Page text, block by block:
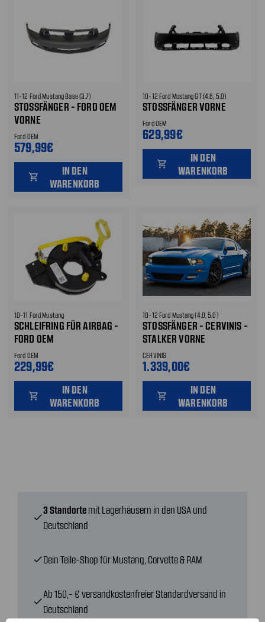
11-12 Ford Mustang Base (3.7)
STOSSFÄNGER - FORD OEM V
ORNE
Ford OEM
579,99€
shopping_cart
IN DEN
WARENKORB
10-12 Ford Mustang GT (4.6, 5.0)
STOSSFÄNGER VORNE
Ford OEM
629,99€
shopping_cart
IN DEN
WARENKORB
10-11 Ford Mustang
SCHLEIFRING FÜR AIRBAG -
FORD OEM
Ford OEM
229,99€
shopping_cart
IN DEN
WARENKORB
10-12 Ford Mustang (4.0, 5.0)
STOSSFÄNGER - CERVINIS - S
TALKER VORNE
CERVINIS
1.339,00€
shopping_cart
IN DEN
WARENKORB
check
3 Standorte mit Lagerhäusern in den USA und
Deutschland
checkDein Teile-Shop für Mustang, Corvette & RAM
check
Ab 150,- € versandkostenfreier Standardversand in
Deutschland